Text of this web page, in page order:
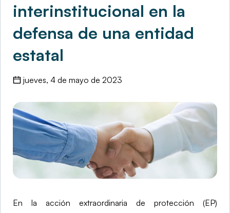
interinstitucional en la
defensa de una entidad
estatal
jueves, 4 de mayo de 2023
En la acción extraordinaria de protección (EP)